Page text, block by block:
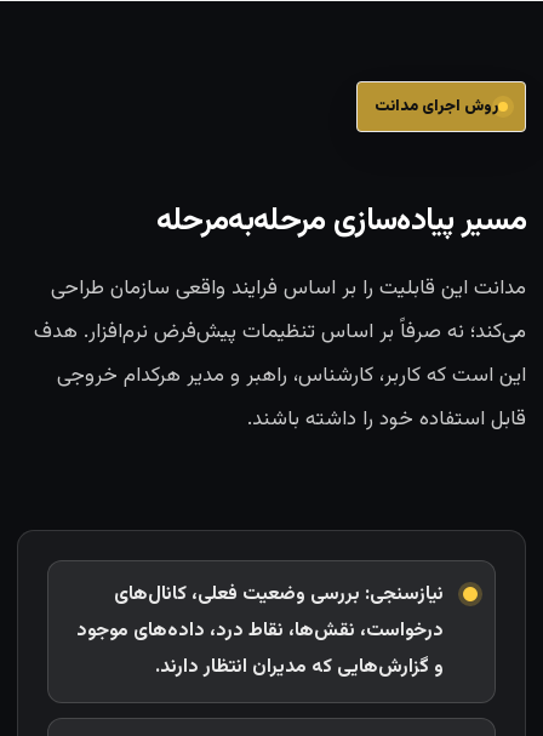
روش اجرای مدانت
مسیر پیاده‌سازی مرحله‌به‌مرحله
مدانت این قابلیت را بر اساس فرایند واقعی سازمان طراحی
می‌کند؛ نه صرفاً بر اساس تنظیمات پیش‌فرض نرم‌افزار. هدف
این است که کاربر، کارشناس، راهبر و مدیر هرکدام خروجی
قابل استفاده خود را داشته باشند.
نیازسنجی: بررسی وضعیت فعلی، کانال‌های
درخواست، نقش‌ها، نقاط درد، داده‌های موجود
و گزارش‌هایی که مدیران انتظار دارند.